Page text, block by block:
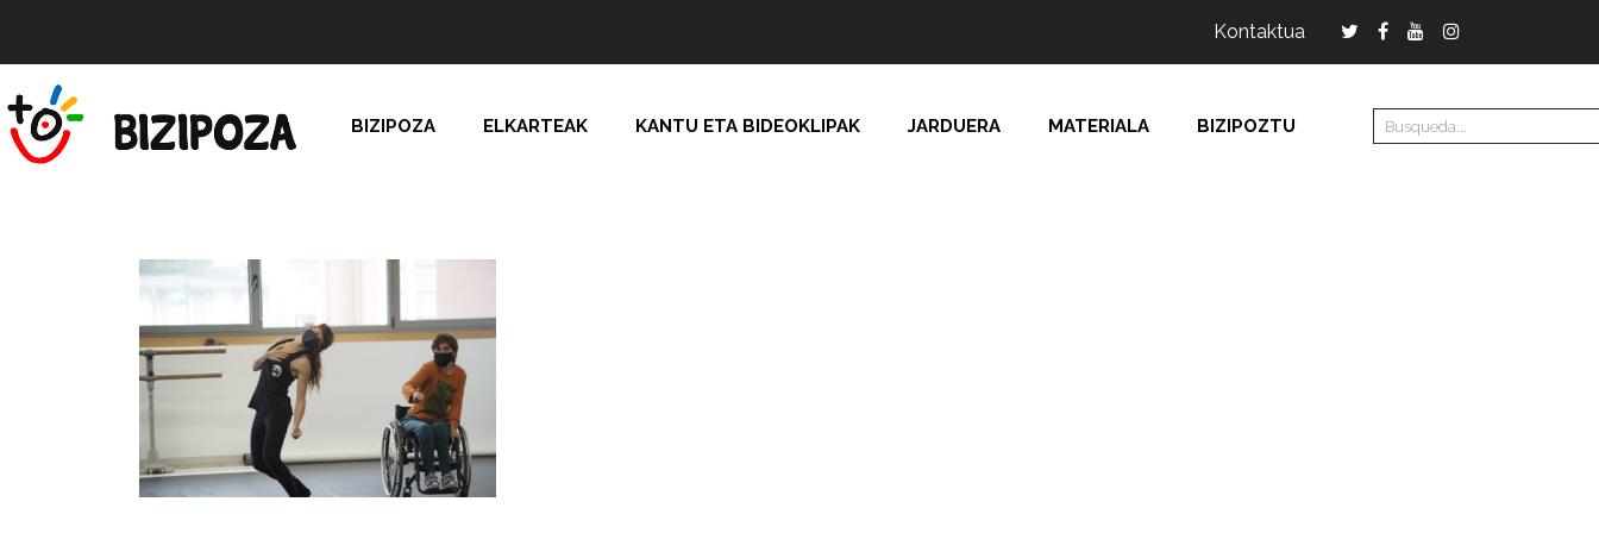
Kontaktua
BIZIPOZA ELKARTEAK KANTU ETA BIDEOKLIPAK JARDUERA MATERIALA BIZIPOZTU